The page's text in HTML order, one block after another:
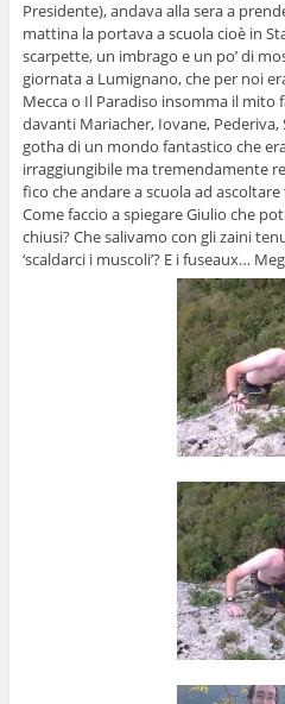
Presidente), andava alla sera a
mattina la portava a scuola cioè in
scarpette, un imbrago e un po’ di
giornata a Lumignano, che per noi
Mecca o Il Paradiso insomma il mito
davanti Mariacher, Iovane,
gotha di un mondo fantastico che
irraggiungibile ma tremendamente
fico che andare a scuola ad
Come faccio a spiegare Giulio che
chiusi? Che salivamo con gli zaini
‘scaldarci i muscoli’? E i fuseaux…